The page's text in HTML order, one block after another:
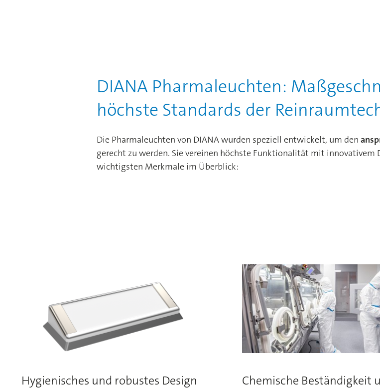
DIANA Pharmaleuchten:
höchste Standards der
Die Pharmaleuchten von DIANA wurden speziell entwickelt, um den
gerecht zu werden. Sie vereinen höchste Funktionalität mit innovativem
wichtigsten Merkmale im Überblick:
Hygienisches und robustes Design Chemische Beständigkeit